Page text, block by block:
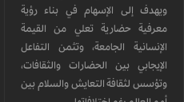
ويهدف إلى الإسهام في بناء رؤية
معرفية حضارية تعلي من القيمة
الإنسانية الجامعة، وتثمن التفاعل
الإيجابي بين الحضارات والثقافات،
وتؤسس لثقافة التعايش والسلام بين